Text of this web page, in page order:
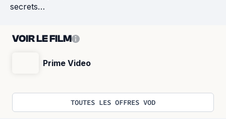
secrets…
VOIR LE FILM
Prime Video
TOUTES LES OFFRES VOD